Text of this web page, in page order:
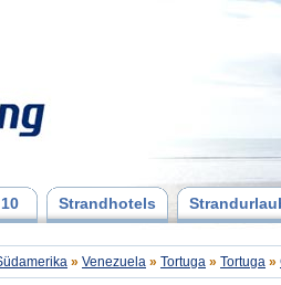
Strandhotels
» Venezuela » Tortuga » Tortuga »